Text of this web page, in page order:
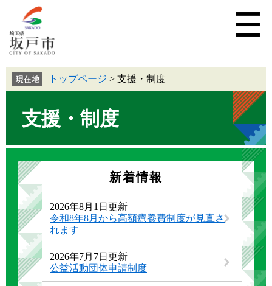
トップページ > 支援・制度
支援・制度
新着情報
2026年8月1日更新
令和8年8月から高額療養費制度が見直さ
れます
2026年7月7日更新
公益活動団体申請制度